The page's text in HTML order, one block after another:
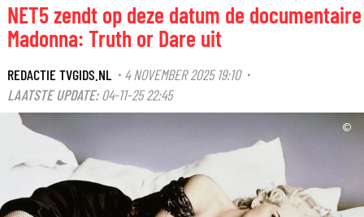
NET5 zendt op deze datum de documentaire
Madonna: Truth or Dare uit
REDACTIE TVGIDS.NL· 4 NOVEMBER 2025 19:10·
LAATSTE UPDATE: 04-11-25 22:45
©